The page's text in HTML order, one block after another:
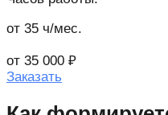
от 35 ч/мес.
от 35 000 ₽
Заказать